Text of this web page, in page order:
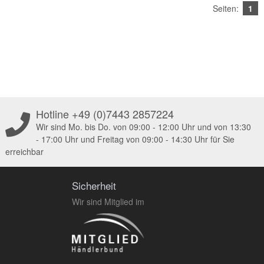
Seiten: 1
Hotline +49 (0)7443 2857224
Wir sind Mo. bis Do. von 09:00 - 12:00 Uhr und von 13:30
- 17:00 Uhr und Freitag von 09:00 - 14:30 Uhr für Sie
erreichbar
Sicherheit
Wir sind Mitglied im